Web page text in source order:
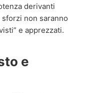
derivanti
non saranno
e apprezzati.
e